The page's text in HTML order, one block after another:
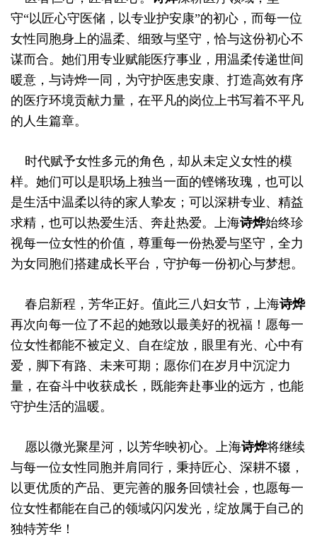
守“以匠心守医储，以专业护安康”的初心，而每一位
女性同胞身上的温柔、细致与坚守，恰与这份初心不
谋而合。她们用专业赋能医疗事业，用温柔传递世间
暖意，与诗烨一同，为守护医患安康、打造高效有序
的医疗环境贡献力量，在平凡的岗位上书写着不平凡
的人生篇章。
时代赋予女性多元的角色，却从未定义女性的模
样。她们可以是职场上独当一面的铿锵玫瑰，也可以
是生活中温柔以待的家人挚友；可以深耕专业、精益
求精，也可以热爱生活、奔赴热爱。上海诗烨始终珍
视每一位女性的价值，尊重每一份热爱与坚守，全力
为女同胞们搭建成长平台，守护每一份初心与梦想。
春启新程，芳华正好。值此三八妇女节，上海诗烨
再次向每一位了不起的她致以最美好的祝福！愿每一
位女性都能不被定义、自在绽放，眼里有光、心中有
爱，脚下有路、未来可期；愿你们在岁月中沉淀力
量，在奋斗中收获成长，既能奔赴事业的远方，也能
守护生活的温暖。
愿以微光聚星河，以芳华映初心。上海诗烨将继续
与每一位女性同胞并肩同行，秉持匠心、深耕不辍，
以更优质的产品、更完善的服务回馈社会，也愿每一
位女性都能在自己的领域闪闪发光，绽放属于自己的
独特芳华！